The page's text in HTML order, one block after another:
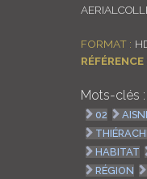
FORMAT :
RÉFÉRENCE
Mots-clés :
02
HABITAT
RÉGION